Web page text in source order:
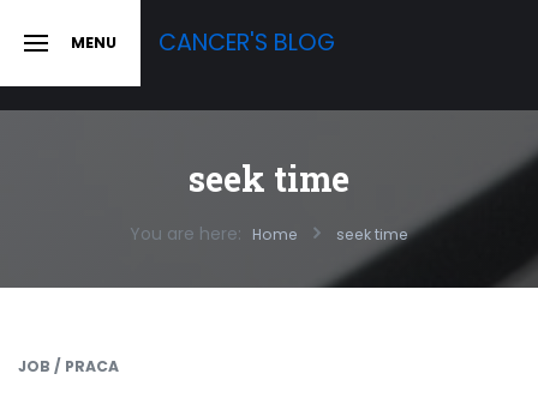
SLIDE MENU CANCER'S BLOG
seek time
You are here: Home seek time
JOB / PRACA